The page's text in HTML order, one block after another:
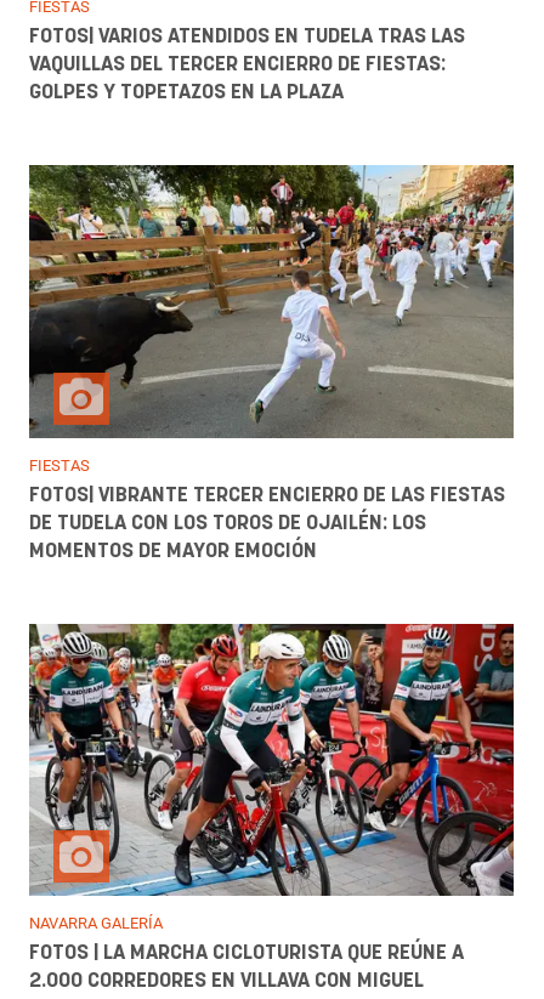
FIESTAS
FOTOS| VARIOS ATENDIDOS EN TUDELA TRAS LAS
VAQUILLAS DEL TERCER ENCIERRO DE FIESTAS:
GOLPES Y TOPETAZOS EN LA PLAZA
FIESTAS
FOTOS| VIBRANTE TERCER ENCIERRO DE LAS FIESTAS
DE TUDELA CON LOS TOROS DE OJAILÉN: LOS
MOMENTOS DE MAYOR EMOCIÓN
NAVARRA GALERÍA
FOTOS | LA MARCHA CICLOTURISTA QUE REÚNE A
2.000 CORREDORES EN VILLAVA CON MIGUEL